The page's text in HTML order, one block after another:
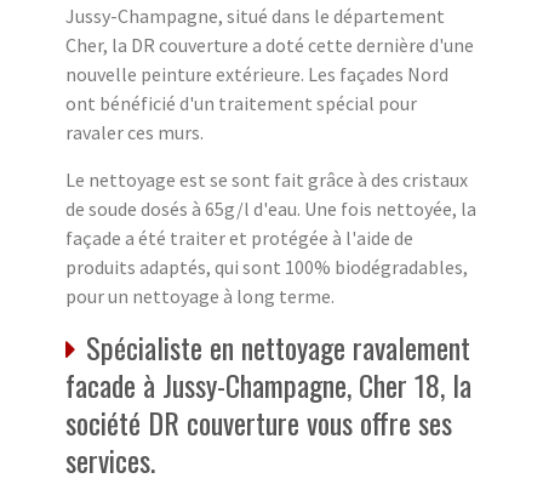
Jussy-Champagne, situé dans le département
Cher, la DR couverture a doté cette dernière d'une
nouvelle peinture extérieure. Les façades Nord
ont bénéficié d'un traitement spécial pour
ravaler ces murs.
Le nettoyage est se sont fait grâce à des cristaux
de soude dosés à 65g/l d'eau. Une fois nettoyée, la
façade a été traiter et protégée à l'aide de
produits adaptés, qui sont 100% biodégradables,
pour un nettoyage à long terme.
Spécialiste en nettoyage ravalement
facade à Jussy-Champagne, Cher 18, la
société DR couverture vous offre ses
services.